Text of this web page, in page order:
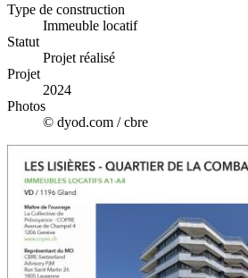
Type de construction
Immeuble locatif
Statut
Projet réalisé
Projet
2024
Photos
© dyod.com / cbre